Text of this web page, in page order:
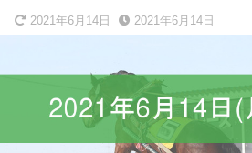
2021年6月14日 2021年6月14日